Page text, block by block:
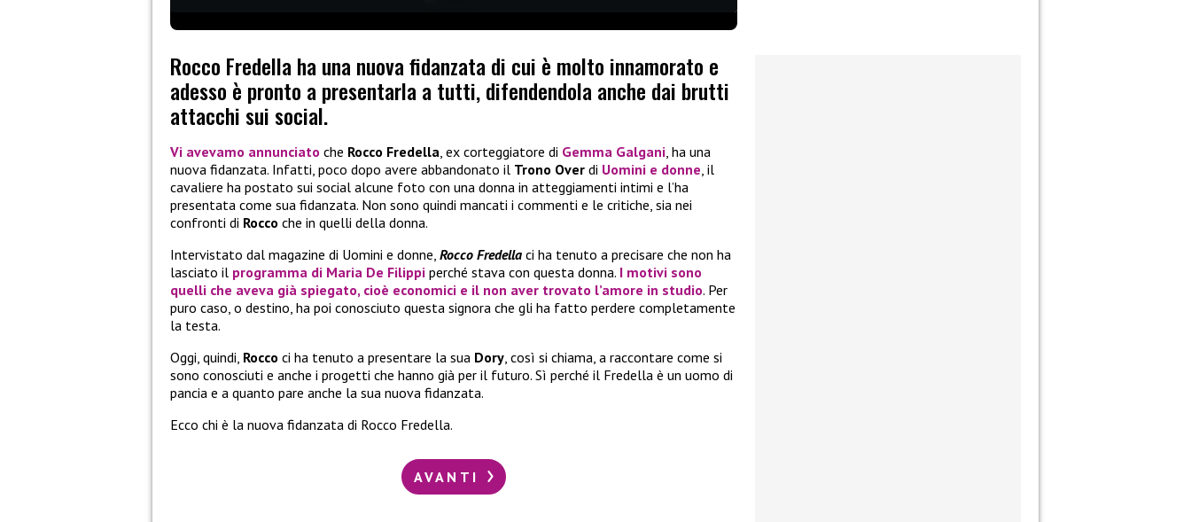
Rocco Fredella ha una nuova fidanzata di cui è molto innamorato e
adesso è pronto a presentarla a tutti, difendendola anche dai brutti
attacchi sui social.
Vi avevamo annunciato che Rocco Fredella, ex corteggiatore di Gemma Galgani, ha una
nuova fidanzata. Infatti, poco dopo avere abbandonato il Trono Over di Uomini e donne, il
cavaliere ha postato sui social alcune foto con una donna in atteggiamenti intimi e l’ha
presentata come sua fidanzata. Non sono quindi mancati i commenti e le critiche, sia nei
confronti di Rocco che in quelli della donna.
Intervistato dal magazine di Uomini e donne, Rocco Fredella ci ha tenuto a precisare che non ha
lasciato il programma di Maria De Filippi perché stava con questa donna. I motivi sono
quelli che aveva già spiegato, cioè economici e il non aver trovato l’amore in studio. Per
puro caso, o destino, ha poi conosciuto questa signora che gli ha fatto perdere completamente
la testa.
Oggi, quindi, Rocco ci ha tenuto a presentare la sua Dory, così si chiama, a raccontare come si
sono conosciuti e anche i progetti che hanno già per il futuro. Sì perché il Fredella è un uomo di
pancia e a quanto pare anche la sua nuova fidanzata.
Ecco chi è la nuova fidanzata di Rocco Fredella.
AVANTI